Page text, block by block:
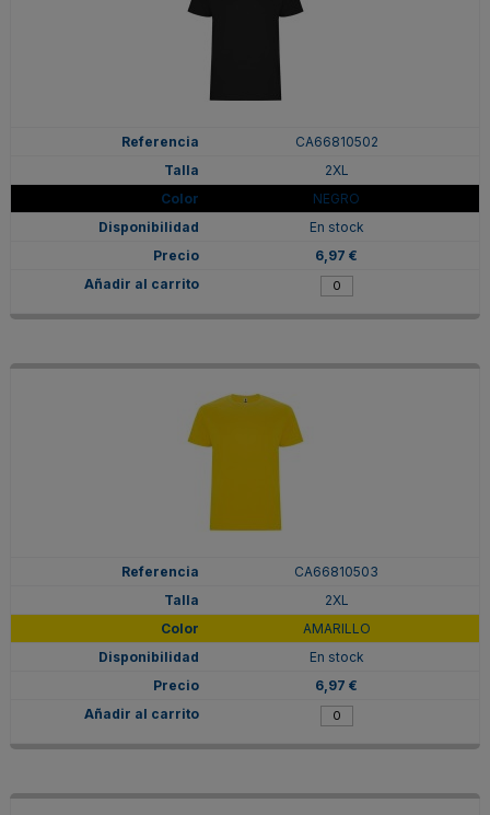
CA66810502
2XL
NEGRO
En stock
6,97 €
CA66810503
2XL
AMARILLO
En stock
6,97 €